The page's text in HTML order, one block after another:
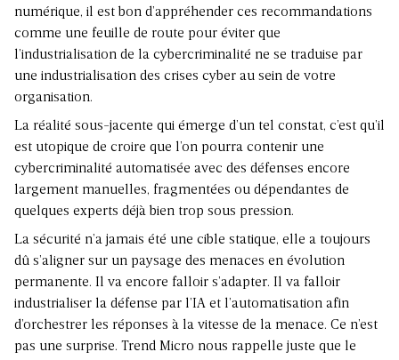
numérique, il est bon d’appréhender ces recommandations
comme une feuille de route pour éviter que
l’industrialisation de la cybercriminalité ne se traduise par
une industrialisation des crises cyber au sein de votre
organisation.
La réalité sous-jacente qui émerge d’un tel constat, c’est qu’il
est utopique de croire que l’on pourra contenir une
cybercriminalité automatisée avec des défenses encore
largement manuelles, fragmentées ou dépendantes de
quelques experts déjà bien trop sous pression.
La sécurité n’a jamais été une cible statique, elle a toujours
dû s’aligner sur un paysage des menaces en évolution
permanente. Il va encore falloir s’adapter. Il va falloir
industrialiser la défense par l’IA et l’automatisation afin
d’orchestrer les réponses à la vitesse de la menace. Ce n’est
pas une surprise. Trend Micro nous rappelle juste que le